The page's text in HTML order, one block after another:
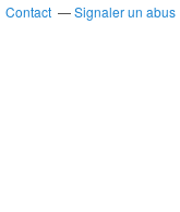
Contact
Signaler un abus